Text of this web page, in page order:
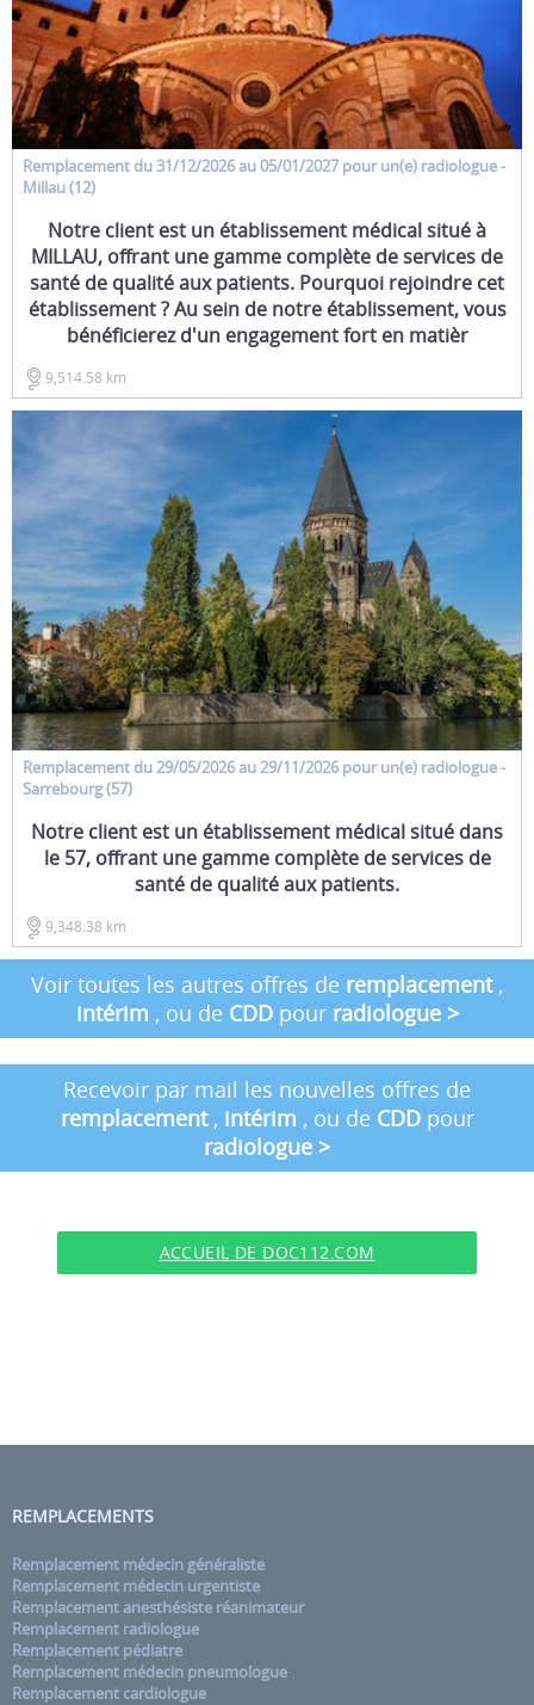
Remplacement du 31/12/2026 au 05/01/2027 pour un(e) radiologue-
Millau (12)
Notre client est un établissement médical situé à
MILLAU, offrant une gamme complète de services de
santé de qualité aux patients. Pourquoi rejoindre cet
établissement ? Au sein de notre établissement, vous
bénéficierez d'un engagement fort en matièr
9,514.58 km
Remplacement du 29/05/2026 au 29/11/2026 pour un(e) radiologue-
Sarrebourg (57)
Notre client est un établissement médical situé dans
le 57, offrant une gamme complète de services de
santé de qualité aux patients.
9,348.38 km
Voir toutes les autres offres de remplacement ,
intérim , ou de CDDpour radiologue >
Recevoir par mail les nouvelles offres de
remplacement , intérim , ou de CDDpour
radiologue >
ACCUEIL DE DOC112.COM
REMPLACEMENTS
Remplacement médecin généraliste
Remplacement médecin urgentiste
Remplacement anesthésiste réanimateur
Remplacement radiologue
Remplacement pédiatre
Remplacement médecin pneumologue
Remplacement cardiologue